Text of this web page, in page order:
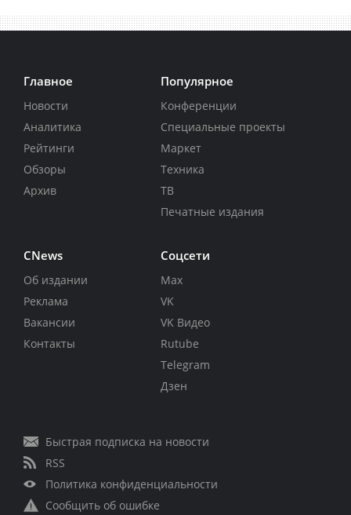
Главное
Новости
Аналитика
Рейтинги
Обзоры
Архив
Популярное
Конференции
Специальные проекты
Маркет
Техника
ТВ
Печатные издания
CNews
Об издании
Реклама
Вакансии
Контакты
Соцсети
Max
VK
VK Видео
Rutube
Telegram
Дзен
Быстрая подписка на новости
RSS
Политика конфиденциальности
Сообщить об ошибке